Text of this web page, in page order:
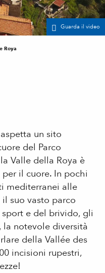
Guarda il video
Roya
un sito
del Parco
Valle della Roya è
il cuore. In pochi
mediterranei alle
suo vasto parco
e del brivido, gli
notevole diversità
della Vallée des
incisioni rupestri,